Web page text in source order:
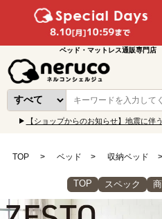
ベッド・マットレス通販専門
【ショップからのお知らせ】地震に伴
TOP ベッド 収納ベッド
TOP スペック